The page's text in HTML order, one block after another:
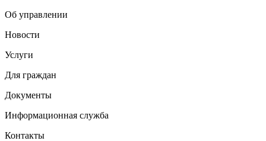
Об управлении
Новости
Услуги
Для граждан
Документы
Информационная служба
Контакты